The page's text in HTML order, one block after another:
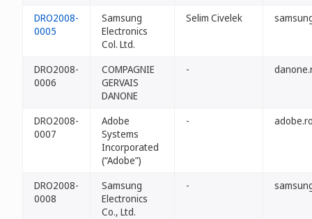
DRO2008-
0005
Samsung
Electronics
Col. Ltd.
Selim Civelek
DRO2008-
0006
COMPAGNIE
GERVAIS
DANONE
-
DRO2008-
0007
Adobe
Systems
Incorporated
(“Adobe”)
-
DRO2008-
0008
Samsung
Electronics
Co., Ltd.
-